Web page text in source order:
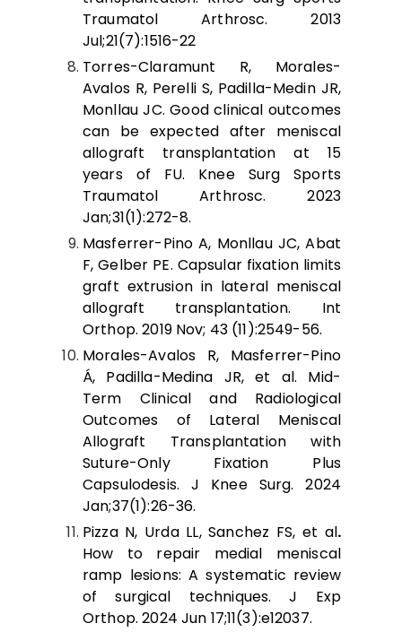
Traumatol Arthrosc. 2013
Jul;21(7):1516-22
Torres-Claramunt R, Morales-
Avalos R, Perelli S, Padilla-Medin JR,
Monllau JC. Good clinical outcomes
can be expected after meniscal
allograft transplantation at 15
years of FU. Knee Surg Sports
Traumatol Arthrosc. 2023
Jan;31(1):272-8.
Masferrer-Pino A, Monllau JC, Abat
F, Gelber PE. Capsular fixation limits
graft extrusion in lateral meniscal
allograft transplantation. Int
Orthop. 2019 Nov; 43 (11):2549-56.
Morales-Avalos R, Masferrer-Pino
Á, Padilla-Medina JR, et al. Mid-
Term Clinical and Radiological
Outcomes of Lateral Meniscal
Allograft Transplantation with
Suture-Only Fixation Plus
Capsulodesis. J Knee Surg. 2024
Jan;37(1):26-36.
Pizza N, Urda LL, Sanchez FS, et al.
How to repair medial meniscal
ramp lesions: A systematic review
of surgical techniques. J Exp
Orthop. 2024 Jun 17;11(3):e12037.